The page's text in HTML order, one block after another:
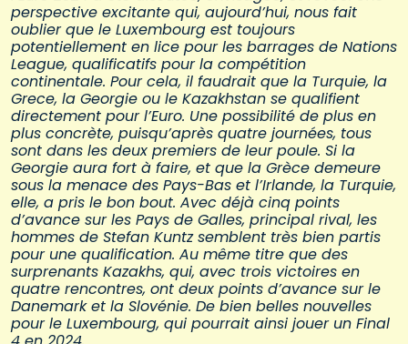
perspective excitante qui, aujourd’hui, nous fait
oublier que le Luxembourg est toujours
potentiellement en lice pour les barrages de Nations
League, qualificatifs pour la compétition
continentale. Pour cela, il faudrait que la Turquie, la
Grece, la Georgie ou le Kazakhstan se qualifient
directement pour l’Euro. Une possibilité de plus en
plus concrète, puisqu’après quatre journées, tous
sont dans les deux premiers de leur poule. Si la
Georgie aura fort à faire, et que la Grèce demeure
sous la menace des Pays-Bas et l’Irlande, la Turquie,
elle, a pris le bon bout. Avec déjà cinq points
d’avance sur les Pays de Galles, principal rival, les
hommes de Stefan Kuntz semblent très bien partis
pour une qualification. Au même titre que des
surprenants Kazakhs, qui, avec trois victoires en
quatre rencontres, ont deux points d’avance sur le
Danemark et la Slovénie. De bien belles nouvelles
pour le Luxembourg, qui pourrait ainsi jouer un Final